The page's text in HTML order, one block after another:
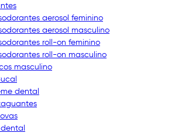
aerosol feminino
aerosol masculino
roll-on feminino
roll-on masculino
masculino
dental
dental